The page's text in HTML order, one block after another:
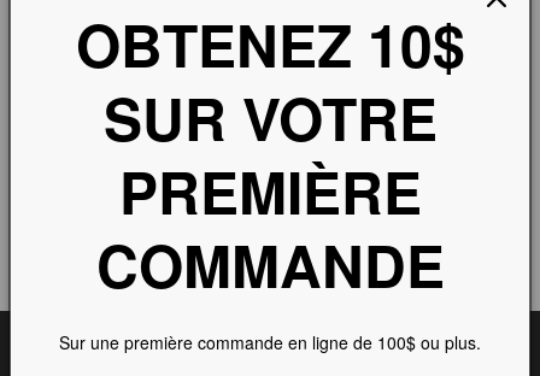
Semelle extérieure antistatique
Partager
OBTENEZ 10$
SUR VOTRE
PREMIÈRE
COMMANDE
Sur une première commande en ligne de 100$ ou plus.